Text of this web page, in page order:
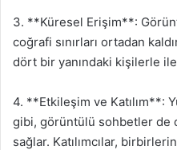
3. **Küresel Erişim**:
coğrafi sınırları ortadan
dört bir yanındaki kişilerle
4. **Etkileşim ve Katılım**:
gibi, görüntülü sohbetler de
sağlar. Katılımcılar,